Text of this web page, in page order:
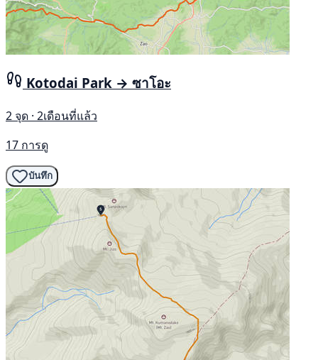
Kotodai Park → ซาโอะ
2 จุด · 2เดือนที่แล้ว
17 การดู
บันทึก